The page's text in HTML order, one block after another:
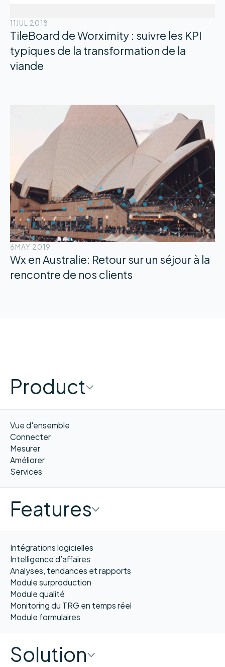
11 JUL 2018
TileBoard de Worximity : suivre les KPI
typiques de la transformation de la
viande
6MAY 2019
Wx en Australie: Retour sur un séjour à la
rencontre de nos clients
Product
Vue d'ensemble
Connecter
Mesurer
Améliorer
Services
Features
Intégrations logicielles
Intelligence d’affaires
Analyses, tendances et rapports
Module surproduction
Module qualité
Monitoring du TRG en temps réel
Module formulaires
Solution